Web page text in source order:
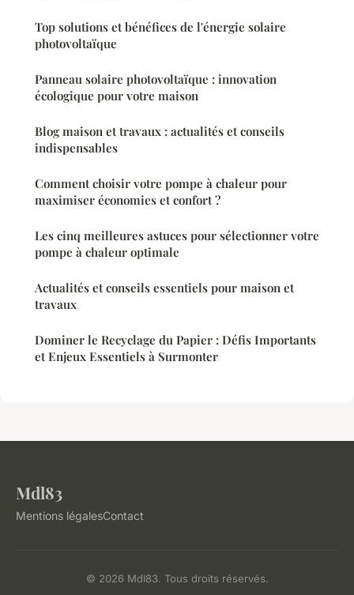
Top solutions et bénéfices de l'énergie solaire
photovoltaïque
Panneau solaire photovoltaïque : innovation
écologique pour votre maison
Blog maison et travaux : actualités et conseils
indispensables
Comment choisir votre pompe à chaleur pour
maximiser économies et confort ?
Les cinq meilleures astuces pour sélectionner votre
pompe à chaleur optimale
Actualités et conseils essentiels pour maison et
travaux
Dominer le Recyclage du Papier : Défis Importants
et Enjeux Essentiels à Surmonter
Mdl83
Mentions légalesContact
© 2026 Mdl83. Tous droits réservés.